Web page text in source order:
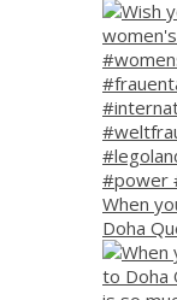
When
Doha